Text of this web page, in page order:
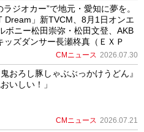
ジオカー”で地元・愛知に夢を。
Dream」新TVCM、8月1日オンエ
ボニー松田崇弥・松田文登、AKB
ッズダンサー長瀬柊真（ＥＸＰ
CMニュース 2026.07.30
おろし豚しゃぶぶっかけうどん』
いしい！」
CMニュース 2026.07.21